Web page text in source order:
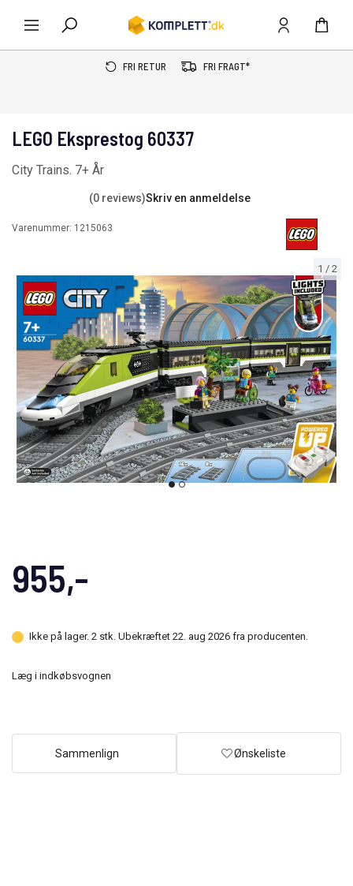
FRI RETUR FRI FRAGT*
1 / 2
LEGO Eksprestog 60337
City Trains. 7+ År
(0 reviews)Skriv en anmeldelse
Varenummer: 1215063
955,-
Ikke på lager. 2 stk. Ubekræftet 22. aug 2026 fra producenten.
Læg i indkøbsvognen
Sammenlign Ønskeliste